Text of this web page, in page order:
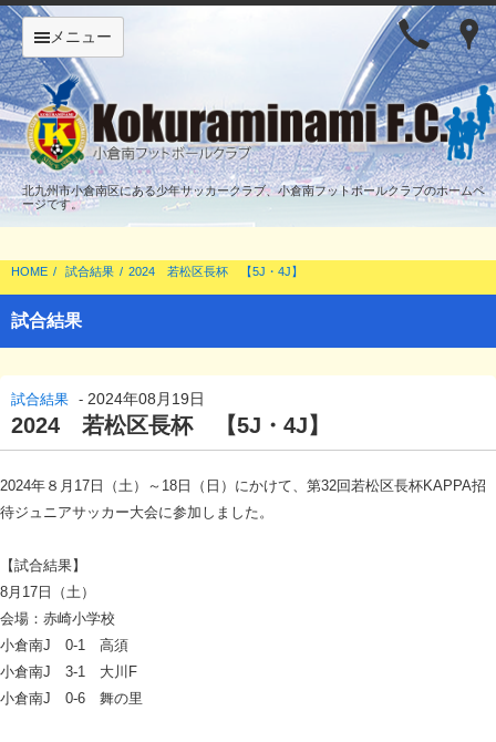
メニュー
北九州市小倉南区にある少年サッカークラブ、小倉南フットボールクラブのホームペ
ージです。
HOME 試合結果 2024 若松区長杯 【5J・4J】
試合結果
試合結果 - 2024年08月19日
2024 若松区長杯 【5J・4J】
2024年８月17日（土）～18日（日）にかけて、第32回若松区長杯KAPPA招
待ジュニアサッカー大会に参加しました。
【試合結果】
8月17日（土）
会場：赤崎小学校
小倉南J 0-1 高須
小倉南J 3-1 大川F
小倉南J 0-6 舞の里